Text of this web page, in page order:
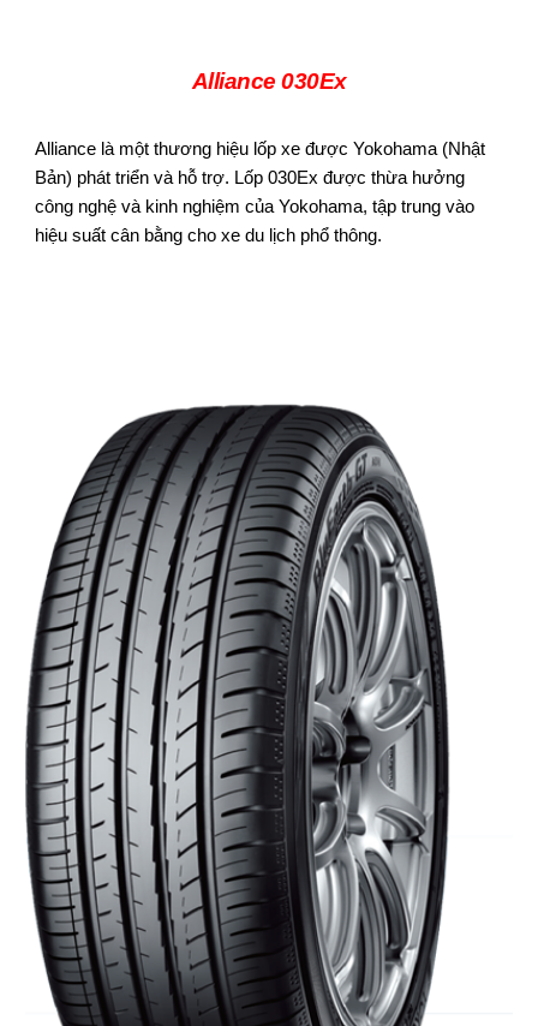
Alliance 030Ex
Alliance là một thương hiệu lốp xe được Yokohama (Nhật
Bản) phát triển và hỗ trợ. Lốp 030Ex được thừa hưởng
công nghệ và kinh nghiệm của Yokohama, tập trung vào
hiệu suất cân bằng cho xe du lịch phổ thông.